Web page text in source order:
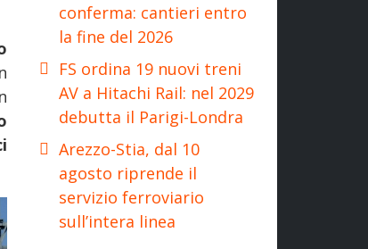
conferma: cantieri entro
la fine del 2026
FS ordina 19 nuovi treni
AV a Hitachi Rail: nel 2029
debutta il Parigi-Londra
Arezzo-Stia, dal 10
agosto riprende il
servizio ferroviario
sull’intera linea